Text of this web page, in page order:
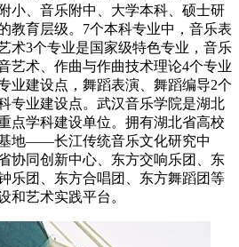
小、音乐附中、大学本科、硕士研
教育层级。7个本科专业中，音乐表
术3个专业是国家级特色专业，音乐
艺术、作曲与作曲技术理论4个专业
业建设点，舞蹈表演、舞蹈编导2个
专业建设点。武汉音乐学院是湖北
点学科建设单位。拥有湖北省高校
地——长江传统音乐文化研究中
协同创新中心、东方交响乐团、东
乐团、东方合唱团、东方舞蹈团等
和艺术实践平台。